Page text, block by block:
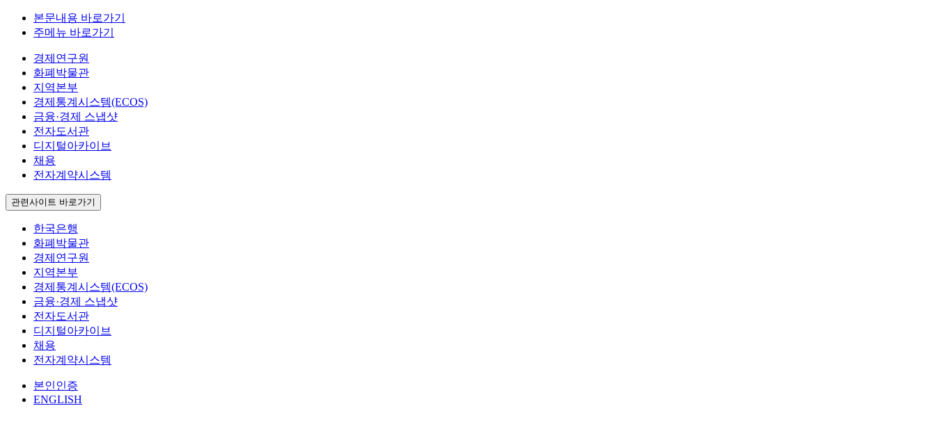
본문내용 바로가기
주메뉴 바로가기
경제연구원
화폐박물관
지역본부
경제통계시스템(ECOS)
금융·경제 스냅샷
전자도서관
디지털아카이브
채용
전자계약시스템
관련사이트 바로가기
한국은행
화폐박물관
경제연구원
지역본부
경제통계시스템(ECOS)
금융·경제 스냅샷
전자도서관
디지털아카이브
채용
전자계약시스템
본인인증
ENGLISH